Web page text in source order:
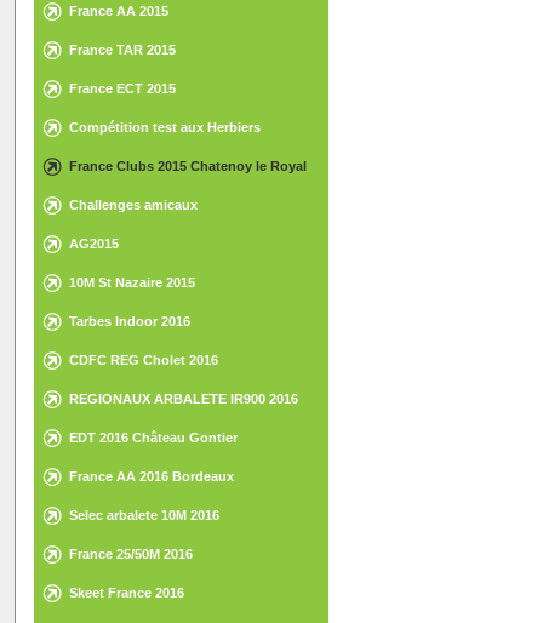
France AA 2015
France TAR 2015
France ECT 2015
Compétition test aux Herbiers
France Clubs 2015 Chatenoy le Royal
Challenges amicaux
AG2015
10M St Nazaire 2015
Tarbes Indoor 2016
CDFC REG Cholet 2016
REGIONAUX ARBALETE IR900 2016
EDT 2016 Château Gontier
France AA 2016 Bordeaux
Selec arbalete 10M 2016
France 25/50M 2016
Skeet France 2016